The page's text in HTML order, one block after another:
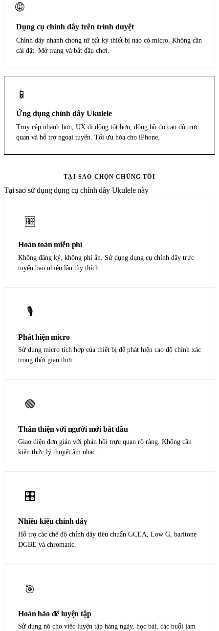
🌐
Dụng cụ chỉnh dây trên trình duyệt
Chỉnh dây nhanh chóng từ bất kỳ thiết bị nào có micro. Không cần
cài đặt. Mở trang và bắt đầu chơi.
📱
Ứng dụng chỉnh dây Ukulele
Truy cập nhanh hơn, UX di động tốt hơn, đồng hồ đo cao độ trực
quan và hỗ trợ ngoại tuyến. Tối ưu hóa cho iPhone.
TẠI SAO CHỌN CHÚNG TÔI
Tại sao sử dụng dụng cụ chỉnh dây Ukulele này
🆓
Hoàn toàn miễn phí
Không đăng ký, không phí ẩn. Sử dụng dụng cụ chỉnh dây trực
tuyến bao nhiêu lần tùy thích.
🎙️
Phát hiện micro
Sử dụng micro tích hợp của thiết bị để phát hiện cao độ chính xác
trong thời gian thực.
🟢
Thân thiện với người mới bắt đầu
Giao diện đơn giản với phản hồi trực quan rõ ràng. Không cần
kiến thức lý thuyết âm nhạc.
🎛️
Nhiều kiểu chỉnh dây
Hỗ trợ các chế độ chỉnh dây tiêu chuẩn GCEA, Low G, baritone
DGBE và chromatic.
🎯
Hoàn hảo để luyện tập
Sử dụng nó cho việc luyện tập hàng ngày, học bài, các buổi jam